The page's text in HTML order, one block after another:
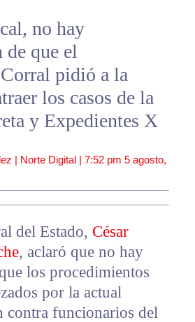
no hay
que el
pidió a la
los casos de la
y Expedientes X
| Norte Digital | 7:52 pm 5 agosto,
del Estado, César
, aclaró que no hay
los procedimientos
por la actual
contra funcionarios del